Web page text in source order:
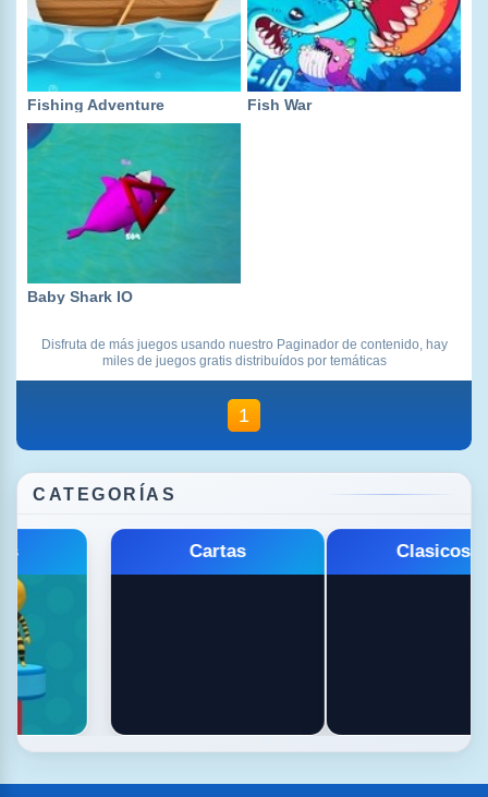
Fishing Adventure Fish War
Baby Shark IO
Disfruta de más juegos usando nuestro Paginador de contenido, hay
miles de juegos gratis distribuídos por temáticas
1
CATEGORÍAS